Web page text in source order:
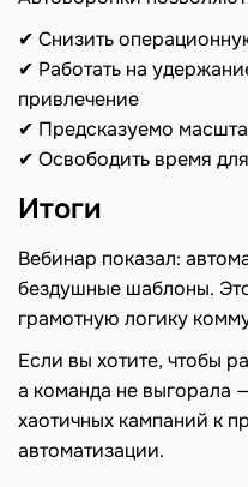
✔ Снизить
✔ Работать на
привлечение
✔ Предсказуемо
✔ Освободить время
Итоги
Вебинар показал:
бездушные шаблоны.
грамотную логику
Если вы хотите, чтобы
а команда не выгорала
хаотичных кампаний к
автоматизации.